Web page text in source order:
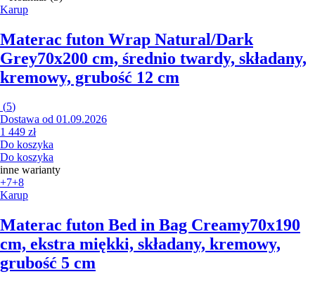
Karup
Materac futon Wrap Natural/Dark
Grey70x200 cm, średnio twardy, składany,
kremowy, grubość 12 cm
(5)
Dostawa od 01.09.2026
1 449 zł
Do koszyka
Do koszyka
inne warianty
+7+8
Karup
Materac futon Bed in Bag Creamy70x190
cm, ekstra miękki, składany, kremowy,
grubość 5 cm